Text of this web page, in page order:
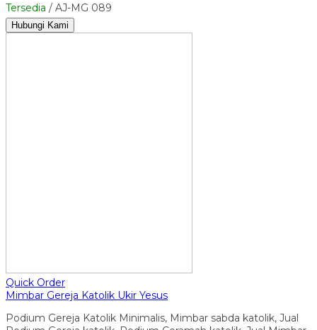
Tersedia / AJ-MG 089
Hubungi Kami
Quick Order
Mimbar Gereja Katolik Ukir Yesus
Podium Gereja Katolik Minimalis, Mimbar sabda katolik, Jual